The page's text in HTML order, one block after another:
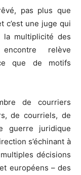
pas plus que
c’est une juge qui
la multiplicité des
relève
que de motifs
de courriers
de courriels, de
guerre juridique
s’échinant à
décisions
européens – des